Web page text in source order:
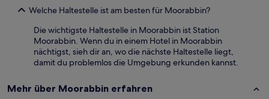
Welche Haltestelle ist am besten für Moorabbin?
Die wichtigste Haltestelle in Moorabbin ist Station
Moorabbin. Wenn du in einem Hotel in Moorabbin
nächtigst, sieh dir an, wo die nächste Haltestelle liegt,
damit du problemlos die Umgebung erkunden kannst.
Mehr über Moorabbin erfahren